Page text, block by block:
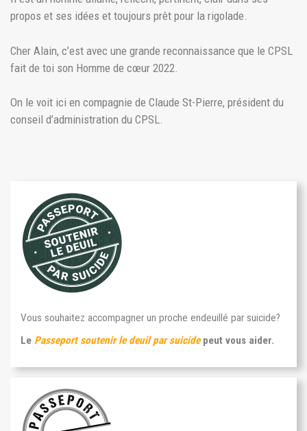
propos et ses idées et toujours prêt pour la rigolade.
Cher Alain, c’est avec une grande reconnaissance que le CPSL
fait de toi son Homme de cœur 2022.
On le voit ici en compagnie de Claude St-Pierre, président du
conseil d’administration du CPSL.
Vous souhaitez accompagner un proche endeuillé par suicide?
Le Passeport soutenir le deuil par suicidepeut vous aider.